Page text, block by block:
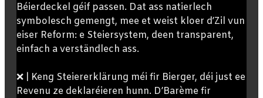
Béierdeckel géif passen. Dat ass natierlech
symbolesch gemengt, mee et weist kloer d’Zil vun
eiser Reform: e Steiersystem, deen transparent,
einfach a verständlech ass.
❌ | Keng Steiererklärung méi fir Bierger, déi just ee
Revenu ze deklaréieren hunn. D’Barème fir